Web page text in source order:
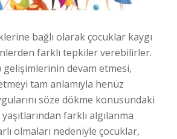
bağlı olarak çocuklar kaygı
farklı tepkiler verebilirler.
gelişimlerinin devam etmesi,
tam anlamıyla henüz
söze dökme konusundaki
yaşıtlarından farklı algılanma
olmaları nedeniyle çocuklar,